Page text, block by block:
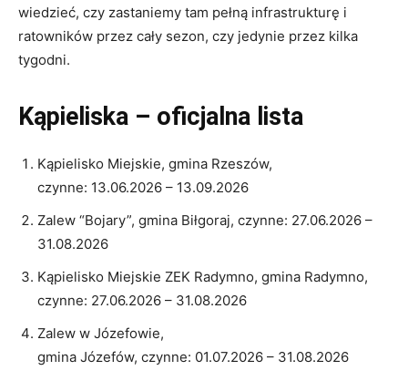
wiedzieć, czy zastaniemy tam pełną infrastrukturę i
ratowników przez cały sezon, czy jedynie przez kilka
tygodni.
Kąpieliska – oficjalna lista
Kąpielisko Miejskie, gmina Rzeszów,
czynne: 13.06.2026 – 13.09.2026
Zalew “Bojary”, gmina Biłgoraj, czynne: 27.06.2026 –
31.08.2026
Kąpielisko Miejskie ZEK Radymno, gmina Radymno,
czynne: 27.06.2026 – 31.08.2026
Zalew w Józefowie,
gmina Józefów, czynne: 01.07.2026 – 31.08.2026